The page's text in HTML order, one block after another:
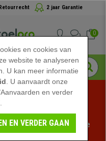
2 jaar Garantie
0
bij bureaustoelpro!
beperkte tijd - Bekijk de
en cookies van
website te analyseren
U kan meer informatie
. U aanvaardt onze
en verder
EN VERDER GAAN